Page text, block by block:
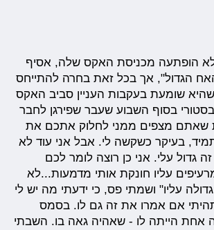
לא הופתעה מכניסת האקס שלה, אסיף
הגדול", אך בכל זאת בחרה להתייחס
שהיא שומעת בעקבות העניין סביב האקס
בסוף השבוע שעבר שפירגן לחבר
שאתם מצפים ממני לחלוק אתכם את
בעיקר כשקשה לי. אבל אני עוד לא
גדול עלי. אני כן רוצה לומר לכם
עליו חונקת אותי מדמעות...לא
עליו" ושמתי פס, כי ידעתי מה יש לי
אם אמרו את זה גם לו. בסמס
אחת הייתה לו - שאהיה גאה בו. השבתי